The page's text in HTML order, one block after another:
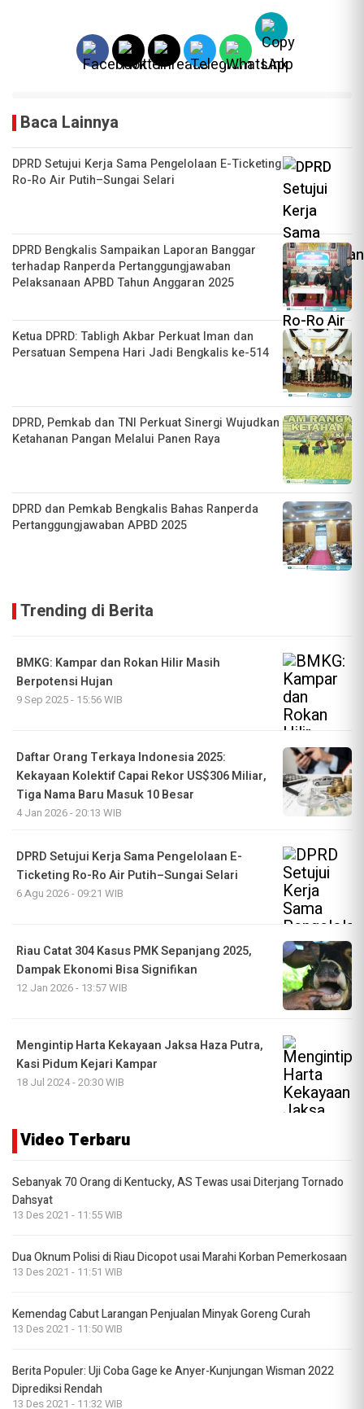
Baca Lainnya
DPRD Setujui Kerja Sama Pengelolaan E-Ticketing
Ro-Ro Air Putih–Sungai Selari
DPRD Bengkalis Sampaikan Laporan Banggar
terhadap Ranperda Pertanggungjawaban
Pelaksanaan APBD Tahun Anggaran 2025
Ketua DPRD: Tabligh Akbar Perkuat Iman dan
Persatuan Sempena Hari Jadi Bengkalis ke-514
DPRD, Pemkab dan TNI Perkuat Sinergi Wujudkan
Ketahanan Pangan Melalui Panen Raya
DPRD dan Pemkab Bengkalis Bahas Ranperda
Pertanggungjawaban APBD 2025
Trending di Berita
BMKG: Kampar dan Rokan Hilir Masih
Berpotensi Hujan
9 Sep 2025 - 15:56 WIB
Daftar Orang Terkaya Indonesia 2025:
Kekayaan Kolektif Capai Rekor US$306 Miliar,
Tiga Nama Baru Masuk 10 Besar
4 Jan 2026 - 20:13 WIB
DPRD Setujui Kerja Sama Pengelolaan E-
Ticketing Ro-Ro Air Putih–Sungai Selari
6 Agu 2026 - 09:21 WIB
Riau Catat 304 Kasus PMK Sepanjang 2025,
Dampak Ekonomi Bisa Signifikan
12 Jan 2026 - 13:57 WIB
Mengintip Harta Kekayaan Jaksa Haza Putra,
Kasi Pidum Kejari Kampar
18 Jul 2024 - 20:30 WIB
Video Terbaru
Sebanyak 70 Orang di Kentucky, AS Tewas usai Diterjang Tornado
Dahsyat
13 Des 2021 - 11:55 WIB
Dua Oknum Polisi di Riau Dicopot usai Marahi Korban Pemerkosaan
13 Des 2021 - 11:51 WIB
Kemendag Cabut Larangan Penjualan Minyak Goreng Curah
13 Des 2021 - 11:50 WIB
Berita Populer: Uji Coba Gage ke Anyer-Kunjungan Wisman 2022
Diprediksi Rendah
13 Des 2021 - 11:32 WIB